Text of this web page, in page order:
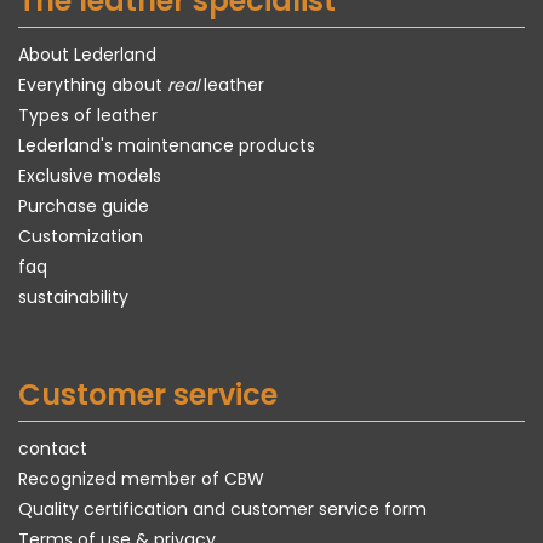
About Lederland
Everything about realleather
Types of leather
Lederland's maintenance products
Exclusive models
Purchase guide
Customization
faq
sustainability
Customer service
contact
Recognized member of CBW
Quality certification and customer service form